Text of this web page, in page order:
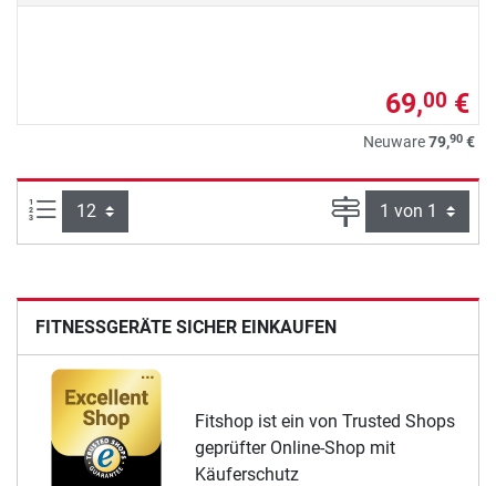
69,00 €
Neuware79,90 €
Artikel pro Seite: Seite
FITNESSGERÄTE SICHER EINKAUFEN
Fitshop ist ein von Trusted Shops
geprüfter Online-Shop mit
Käuferschutz